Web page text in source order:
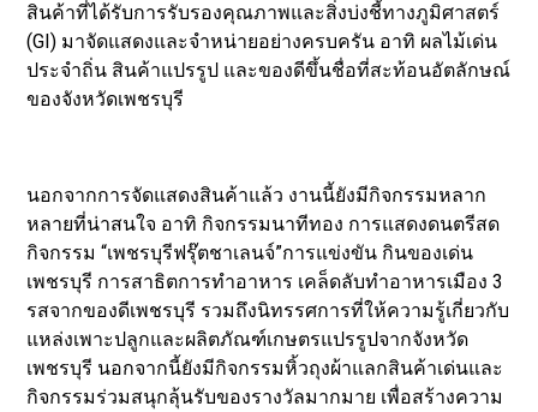
สินค้าที่ได้รับการรับรองคุณภาพและสิ่งบ่งชี้ทางภูมิศาสตร์
(GI) มาจัดแสดงและจำหน่ายอย่างครบครัน อาทิ ผลไม้เด่น
ประจำถิ่น สินค้าแปรรูป และของดีขึ้นชื่อที่สะท้อนอัตลักษณ์
ของจังหวัดเพชรบุรี
นอกจากการจัดแสดงสินค้าแล้ว งานนี้ยังมีกิจกรรมหลาก
หลายที่น่าสนใจ อาทิ กิจกรรมนาทีทอง การแสดงดนตรีสด
กิจกรรม “เพชรบุรีฟรุ๊ตชาเลนจ์”การแข่งขัน กินของเด่น
เพชรบุรี การสาธิตการทำอาหาร เคล็ดลับทำอาหารเมือง 3
รสจากของดีเพชรบุรี รวมถึงนิทรรศการที่ให้ความรู้เกี่ยวกับ
แหล่งเพาะปลูกและผลิตภัณฑ์เกษตรแปรรูปจากจังหวัด
เพชรบุรี นอกจากนี้ยังมีกิจกรรมหิ้วถุงผ้าแลกสินค้าเด่นและ
กิจกรรมร่วมสนุกลุ้นรับของรางวัลมากมาย เพื่อสร้างความ